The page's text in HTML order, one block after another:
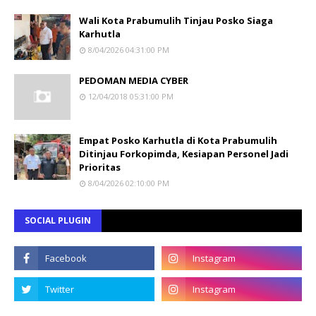
Wali Kota Prabumulih Tinjau Posko Siaga
Karhutla
8/04/2026 04:31:00 PM
PEDOMAN MEDIA CYBER
12/04/2018 05:31:00 PM
Empat Posko Karhutla di Kota Prabumulih
Ditinjau Forkopimda, Kesiapan Personel Jadi
Prioritas
8/04/2026 02:10:00 PM
SOCIAL PLUGIN